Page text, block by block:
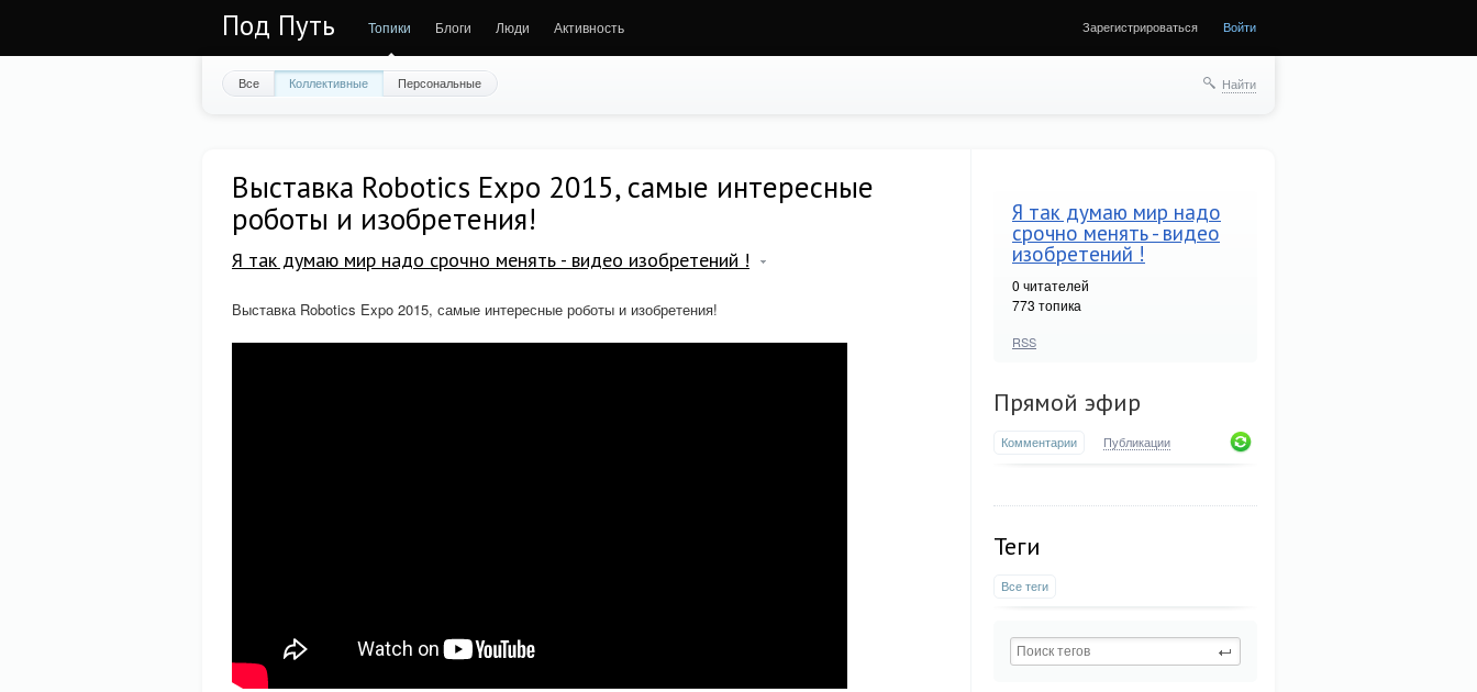
Под Путь Топики Блоги Люди Активность Зарегистрироваться Войти
Все Коллективные Персональные Найти
Я так думаю мир надо
срочно менять - видео
изобретений !
0 читателей
773 топика
RSS
Прямой эфир
Комментарии Публикации
Теги
Все теги
Выставка Robotics Expo 2015, самые интересные
роботы и изобретения!
Я так думаю мир надо срочно менять - видео изобретений !
Выставка Robotics Expo 2015, самые интересные роботы и изобретения!